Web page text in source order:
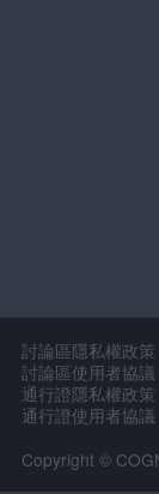
討論區隱私權政策
討論區使用者協議
通行證隱私權政策
通行證使用者協議
Copyright ©